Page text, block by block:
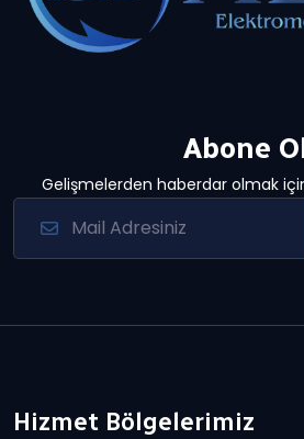
Abone
Gelişmelerden haberdar olmak
Hizmet Bölgelerimiz